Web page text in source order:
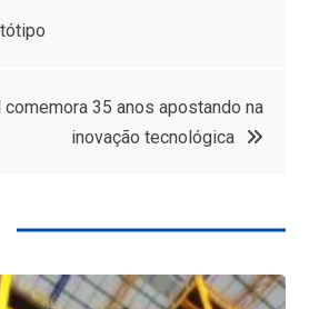
comemora 35 anos apostando na
inovação tecnológica